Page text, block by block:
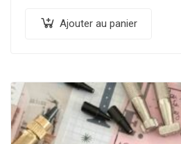
Ajouter au panier